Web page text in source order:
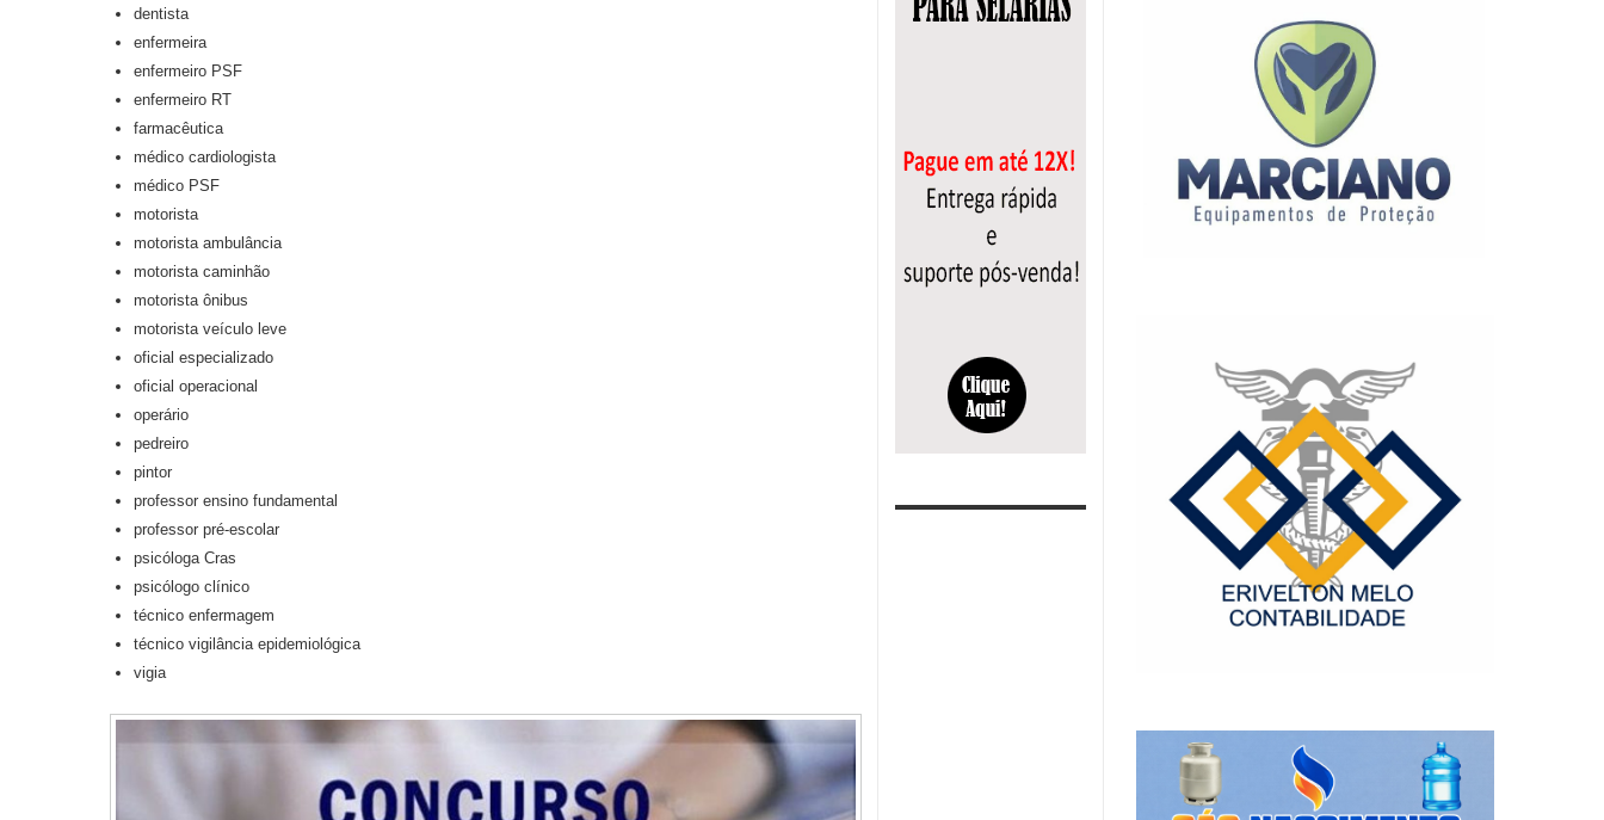
dentista
enfermeira
enfermeiro PSF
enfermeiro RT
farmacêutica
médico cardiologista
médico PSF
motorista
motorista ambulância
motorista caminhão
motorista ônibus
motorista veículo leve
oficial especializado
oficial operacional
operário
pedreiro
pintor
professor ensino fundamental
professor pré-escolar
psicóloga Cras
psicólogo clínico
técnico enfermagem
técnico vigilância epidemiológica
vigia